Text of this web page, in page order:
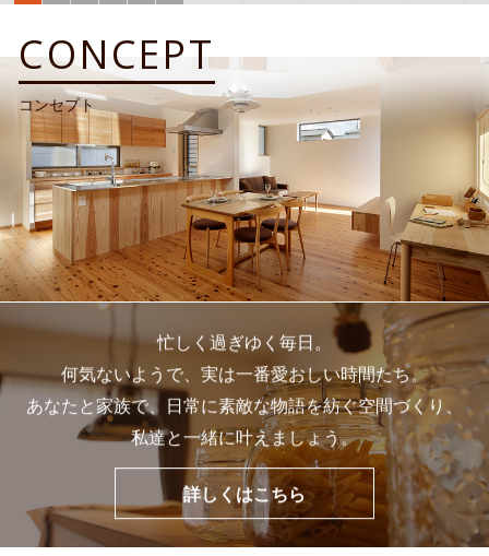
CONCEPT
コンセプト
忙しく過ぎゆく毎日。
何気ないようで、実は一番愛おしい時間たち。
あなたと家族で、日常に素敵な物語を紡ぐ空間づくり、
私達と一緒に叶えましょう。
詳しくはこちら